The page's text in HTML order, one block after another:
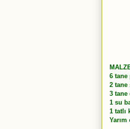
6 tane
2 tane
3 tane
1 su
1 tatlı
Yarım